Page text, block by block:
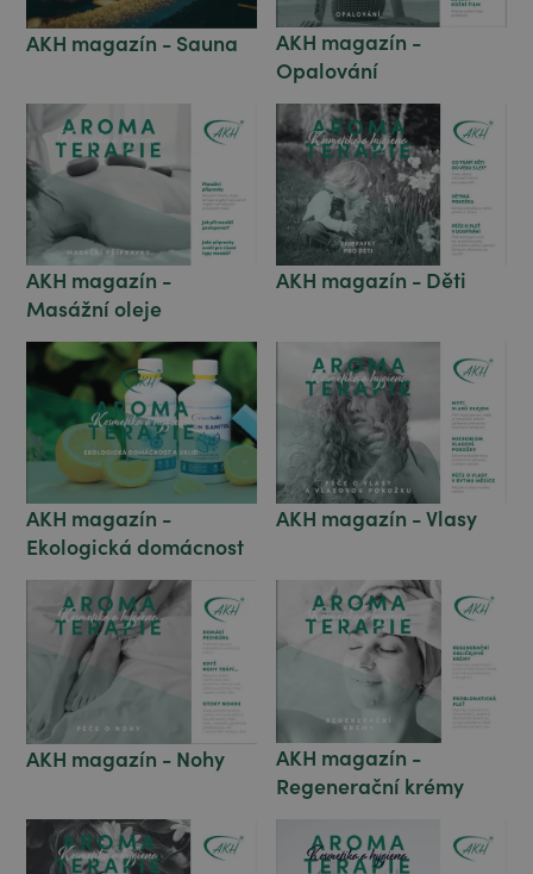
AKH magazín - Sauna
AKH magazín -
Opalování
AKH magazín -
Masážní oleje
AKH magazín - Děti
AKH magazín -
Ekologická domácnost
AKH magazín - Vlasy
AKH magazín - Nohy
AKH magazín -
Regenerační krémy